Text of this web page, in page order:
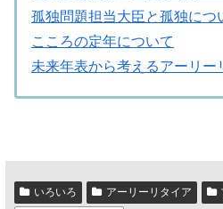
孤独問題担当大臣と孤独につ
こころの定年について
未来年表から考えるアーリー
いろいろ アーリーリタイア